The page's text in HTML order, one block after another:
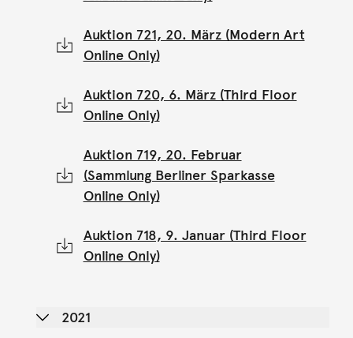
Auktion 721, 20. März (Modern Art
Online Only)
Auktion 720, 6. März (Third Floor
Online Only)
Auktion 719, 20. Februar
(Sammlung Berliner Sparkasse
Online Only)
Auktion 718, 9. Januar (Third Floor
Online Only)
2021